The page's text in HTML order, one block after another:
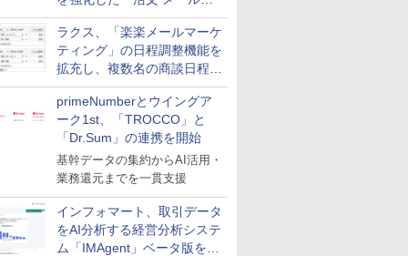
送信防止アドインサービス」
を提供
ラクス、「楽楽メールマーケ
ティング」の日程調整機能を
拡充し、複数名の商談日程調
整を効率化
primeNumberとウイングア
ーク1st、「TROCCO」と
「Dr.Sum」の連携を開始
基幹データの集約からAI活用・
業務還元までを一貫支援
インフォマート、取引データ
をAI分析する経営分析システ
ム「IMAgent」ベータ版を提